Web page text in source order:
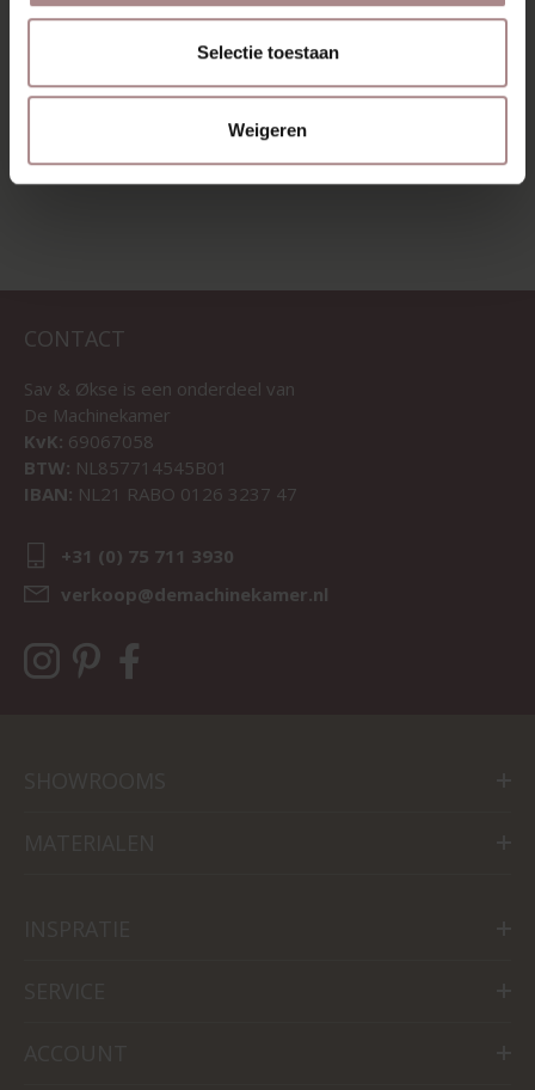
Selectie toestaan
Weigeren
DUSTY PINK
€ 1.065,00
BEKIJK ALLE PRODUCTEN
CONTACT
Sav & Økse is een onderdeel van
De Machinekamer
KvK: 69067058
BTW: NL857714545B01
IBAN: NL21 RABO 0126 3237 47
+31 (0) 75 711 3930
verkoop@demachinekamer.nl